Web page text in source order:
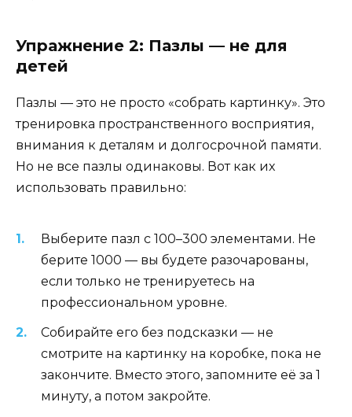
Упражнение 2: Пазлы — не для
детей
Пазлы — это не просто «собрать картинку». Это
тренировка пространственного восприятия,
внимания к деталям и долгосрочной памяти.
Но не все пазлы одинаковы. Вот как их
использовать правильно:
Выберите пазл с 100–300 элементами. Не
берите 1000 — вы будете разочарованы,
если только не тренируетесь на
профессиональном уровне.
Собирайте его без подсказки — не
смотрите на картинку на коробке, пока не
закончите. Вместо этого, запомните её за 1
минуту, а потом закройте.